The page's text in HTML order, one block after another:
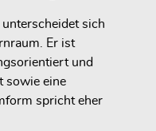
sich
Er ist
und
sowie eine
spricht eher